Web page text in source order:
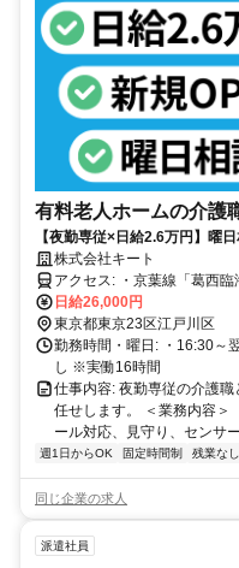
有料老人ホームの介
【夜勤専従×日給2.6万円】曜
条件株式会社キート
アクセス: ・京葉線「葛西臨海公園駅」より車で7分 ・「南葛西中学
校前」バス停より徒歩4分
日給26,000円
東京都東京23区江戸川区
勤務時間・曜日: ・16:30
し ※実働16時間
仕事内容: 夜勤専従の介護
任せします。 ＜業務内容＞
ール対応、見守り、センサ
週1日からOK 固定時間制 残業なし
同じ企業の求人
派遣社員